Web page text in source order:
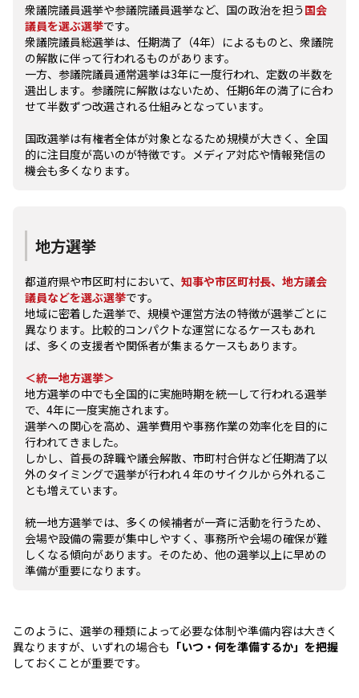
衆議院議員選挙や参議院議員選挙など、国の政治を担う国会
議員を選ぶ選挙です。
衆議院議員総選挙は、任期満了（4年）によるものと、衆議院
の解散に伴って行われるものがあります。
一方、参議院議員通常選挙は3年に一度行われ、定数の半数を
選出します。参議院に解散はないため、任期6年の満了に合わ
せて半数ずつ改選される仕組みとなっています。
国政選挙は有権者全体が対象となるため規模が大きく、全国
的に注目度が高いのが特徴です。メディア対応や情報発信の
機会も多くなります。
地方選挙
都道府県や市区町村において、 知事や市区町村長、地方議会
議員などを選ぶ選挙です。
地域に密着した選挙で、規模や運営方法の特徴が選挙ごとに
異なります。比較的コンパクトな運営になるケースもあれ
ば、多くの支援者や関係者が集まるケースもあります。
＜統一地方選挙＞
地方選挙の中でも全国的に実施時期を統一して行われる選挙
で、4年に一度実施されます。
選挙への関心を高め、選挙費用や事務作業の効率化を目的に
行われてきました。
しかし、首長の辞職や議会解散、市町村合併など任期満了以
外のタイミングで選挙が行われ４年のサイクルから外れるこ
とも増えています。
統一地方選挙では、多くの候補者が一斉に活動を行うため、
会場や設備の需要が集中しやすく、事務所や会場の確保が難
しくなる傾向があります。そのため、他の選挙以上に早めの
準備が重要になります。
このように、選挙の種類によって必要な体制や準備内容は大きく
異なりますが、いずれの場合も 「いつ・何を準備するか」を把握
しておくことが重要です。